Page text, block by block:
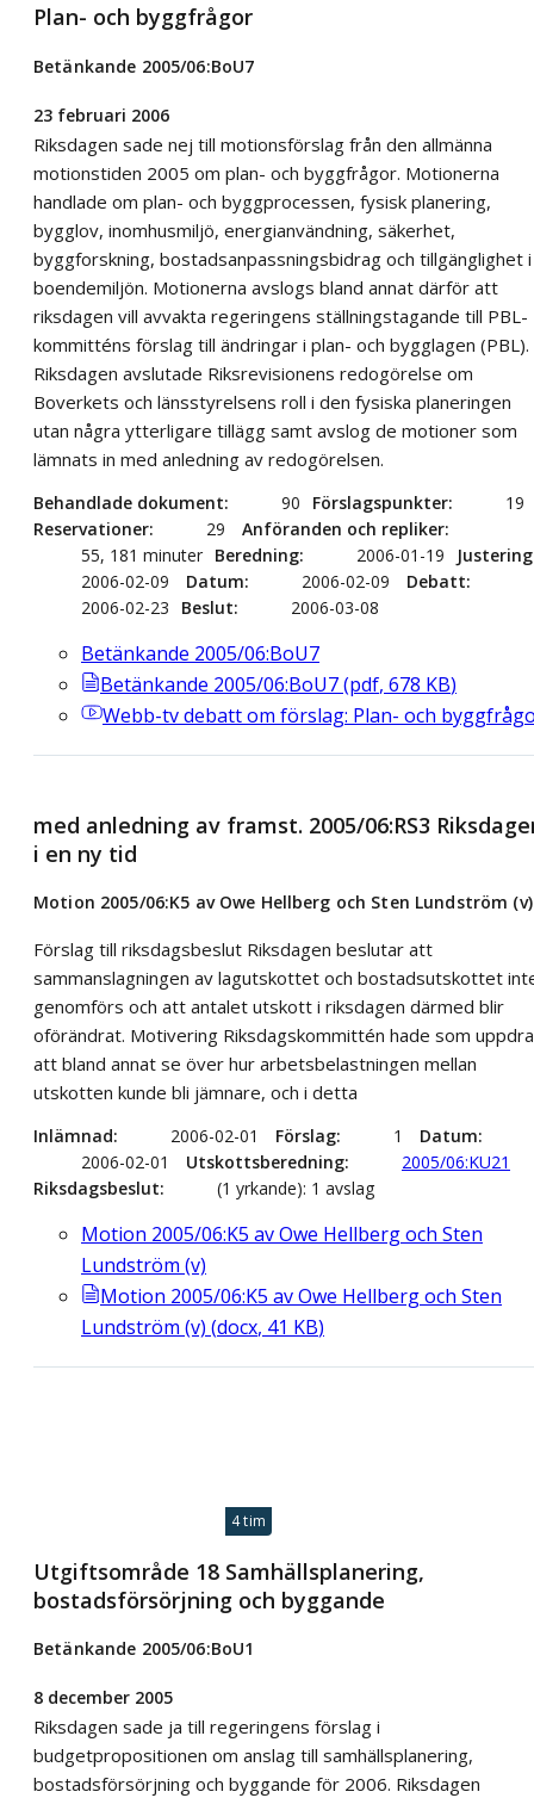
Plan- och byggfrågor
Betänkande 2005/06:BoU7
23 februari 2006
Riksdagen sade nej till motionsförslag från den allmänna
motionstiden 2005 om plan- och byggfrågor. Motionerna
handlade om plan- och byggprocessen, fysisk planering,
bygglov, inomhusmiljö, energianvändning, säkerhet,
byggforskning, bostadsanpassningsbidrag och tillgänglighet i
boendemiljön. Motionerna avslogs bland annat därför att
riksdagen vill avvakta regeringens ställningstagande till PBL-
kommitténs förslag till ändringar i plan- och bygglagen (PBL).
Riksdagen avslutade Riksrevisionens redogörelse om
Boverkets och länsstyrelsens roll i den fysiska planeringen
utan några ytterligare tillägg samt avslog de motioner som
lämnats in med anledning av redogörelsen.
Behandlade dokument 90 Förslagspunkter
19
Reservationer
29
Anföranden och repliker
55, 181 minuter Beredning 2006-01-19
Justering
2006-02-09
Datum 2006-02-09
Debatt
2006-02-23
Beslut 2006-03-08
Betänkande 2005/06:BoU7
Betänkande 2005/06:BoU7(pdf, 678 KB)
Webb-tvdebatt om förslag: Plan- och
med anledning av framst. 2005/06:RS3
i en ny tid
Motion 2005/06:K5 av Owe Hellberg och Sten Lundström (v)
Förslag till riksdagsbeslut Riksdagen beslutar att
sammanslagningen av lagutskottet och bostadsutskottet
genomförs och att antalet utskott i riksdagen därmed blir
oförändrat. Motivering Riksdagskommittén hade som
att bland annat se över hur arbetsbelastningen mellan
utskotten kunde bli jämnare, och i detta
Inlämnad 2006-02-01 Förslag 1
Datum
2006-02-01
Utskottsberedning
2005/06:KU21
Riksdagsbeslut
(1 yrkande): 1 avslag
Motion 2005/06:K5 av Owe Hellberg och Sten
Lundström (v)
Motion 2005/06:K5 av Owe Hellberg och Sten
Lundström (v) (docx, 41 KB)
4 tim
Utgiftsområde 18 Samhällsplanering,
bostadsförsörjning och byggande
Betänkande 2005/06:BoU1
8 december 2005
Riksdagen sade ja till regeringens förslag i
budgetpropositionen om anslag till samhällsplanering,
bostadsförsörjning och byggande för 2006. Riksdagen